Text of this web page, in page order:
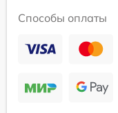
Способы оплаты